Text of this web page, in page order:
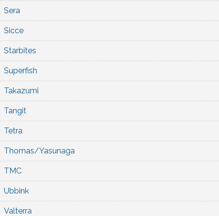
Sera
Sicce
Starbites
Superfish
Takazumi
Tangit
Tetra
Thomas/Yasunaga
TMC
Ubbink
Valterra